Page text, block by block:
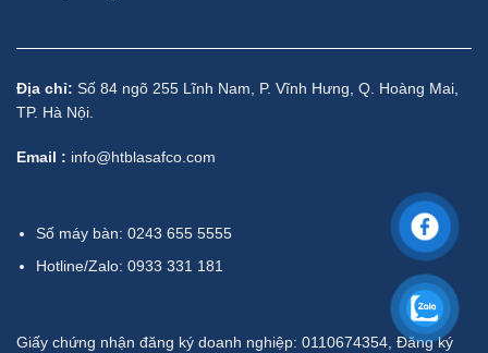
Địa chỉ: Số 84 ngõ 255 Lĩnh Nam, P. Vĩnh Hưng, Q. Hoàng Mai,
TP. Hà Nội.
Email : info@htblasafco.com
Số máy bàn: 0243 655 5555
Hotline/Zalo: 0933 331 181
Giấy chứng nhận đăng ký doanh nghiệp: 0110674354, Đăng ký